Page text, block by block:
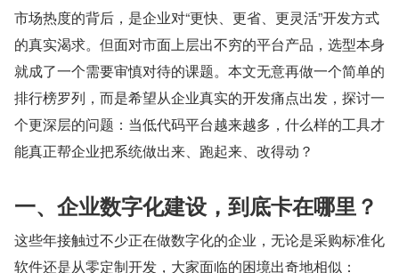
市场热度的背后，是企业对“更快、更省、更灵活”开发方式
的真实渴求。但面对市面上层出不穷的平台产品，选型本身
就成了一个需要审慎对待的课题。本文无意再做一个简单的
排行榜罗列，而是希望从企业真实的开发痛点出发，探讨一
个更深层的问题：当低代码平台越来越多，什么样的工具才
能真正帮企业把系统做出来、跑起来、改得动？
一、企业数字化建设，到底卡在哪里？
这些年接触过不少正在做数字化的企业，无论是采购标准化
软件还是从零定制开发，大家面临的困境出奇地相似：